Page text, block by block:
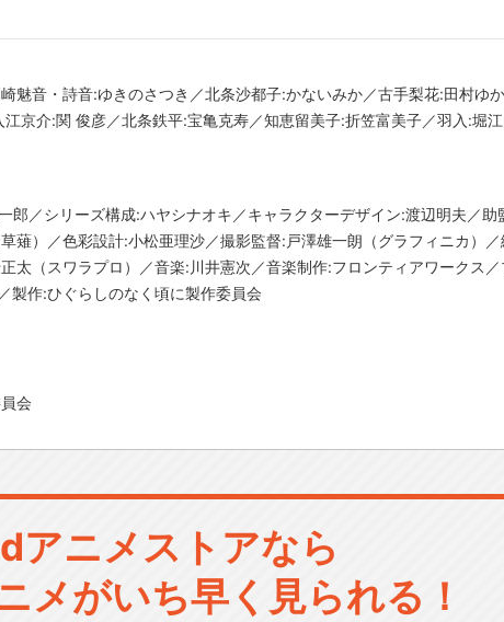
魅音・詩音:ゆきのさつき／北条沙都子:かないみか／古手梨花:田村ゆ
京介:関 俊彦／北条鉄平:宝亀克寿／知恵留美子:折笠富美子／羽入:堀
／シリーズ構成:ハヤシナオキ／キャラクターデザイン:渡辺明夫／助
薙）／色彩設計:小松亜理沙／撮影監督:戸澤雄一朗（グラフィニカ）
太（スワラプロ）／音楽:川井憲次／音楽制作:フロンティアワークス
製作:ひぐらしのなく頃に製作委員会
会
dアニメストアなら
メがいち早く見られる！